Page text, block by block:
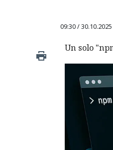
09:30 / 30.10.2025
Un solo